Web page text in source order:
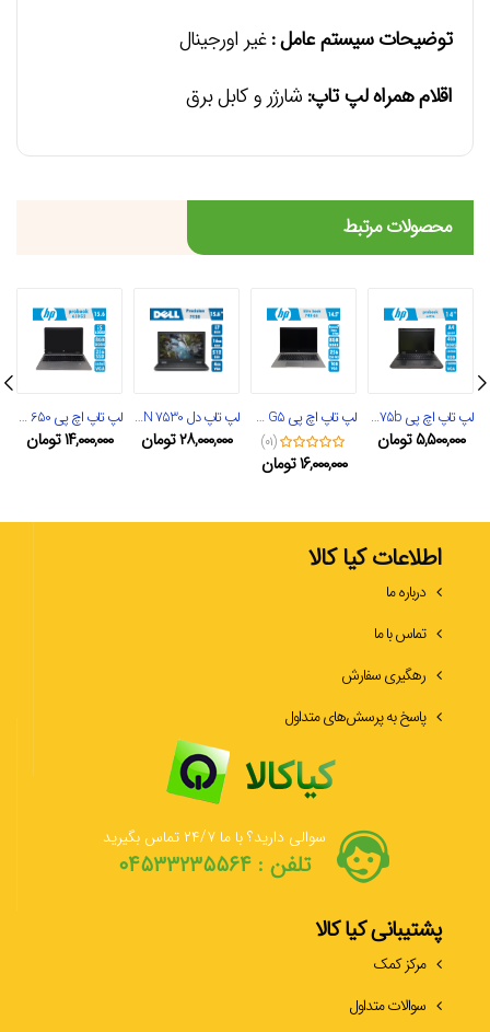
توضیحات سیستم عامل :غیر اورجینال
اقلام همراه لپ تاپ: شارژر و کابل برق
محصولات مرتبط
لپ تاپ اچ پی probook 6475b
۵,۵۰۰,۰۰۰ تومان
لپ تاپ اچ پی Elitebook 745 G5
(۰۱)
۱۶,۰۰۰,۰۰۰تومان
لپ تاپ دل PRECISION 7530
۲۸,۰۰۰,۰۰۰تومان
لپ تاپ اچ پی 650 G2
۱۴,۰۰۰,۰۰۰تومان
اطلاعات کیا کالا
درباره ما
تماس با ما
رهگیری سفارش
پاسخ به پرسش‌های متداول
سوالی دارید؟ با ما ۲۴/۷ تماس بگیرید
تلفن : ۰۴۵۳۳۲۳۵۵۶۴
پشتیبانی کیا کالا
مرکز کمک
سوالات متداول